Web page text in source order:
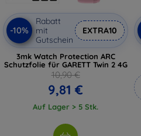
-10%
Rabatt
mit
Gutschein
EXTRA10
3mk Watch Protection ARC
Schutzfolie für GARETT Twin 2 4G
10,90 €
9,81 €
Auf Lager > 5 Stk.